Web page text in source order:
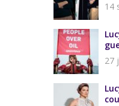
14
27